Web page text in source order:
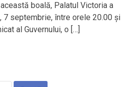
boală, Palatul Victoria a
7 septembrie, între orele 20.00 şi
al Guvernului, o […]